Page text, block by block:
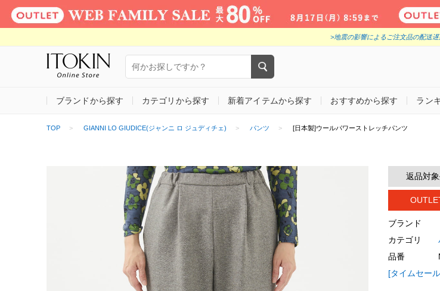
>地震の影響によるご注文品の配送
ブランドから探す カテゴリから探す 新着アイテムから探す おすすめから探す ラン
TOP GIANNI LO GIUDICE(ジャンニ ロ ジュディチェ) パンツ [日本製]ウールパワーストレッチパンツ
返品対
ブランド
カテゴリ
品番
[タイムセー